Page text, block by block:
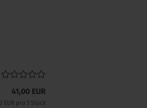
41,00 EUR
EUR pro 1 Stück